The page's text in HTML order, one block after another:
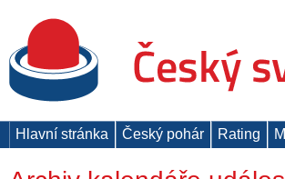
Hlavní stránka Český pohár Rating